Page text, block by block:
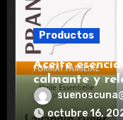
Productos
Aceite
calmante y
aromaterapia.
octubre 16,